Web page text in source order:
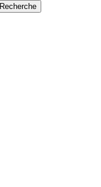
Recherche